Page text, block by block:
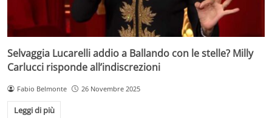
Selvaggia Lucarelli addio a Ballando con le stelle? Milly
Carlucci risponde all’indiscrezioni
Fabio Belmonte 26 Novembre 2025
Leggi di più